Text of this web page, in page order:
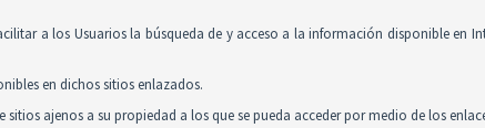
a los Usuarios la búsqueda de y acceso a la información disponible en
en dichos sitios enlazados.
ajenos a su propiedad a los que se pueda acceder por medio de los